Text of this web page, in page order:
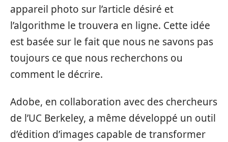
appareil photo sur l’article désiré et
l’algorithme le trouvera en ligne. Cette idée
est basée sur le fait que nous ne savons pas
toujours ce que nous recherchons ou
comment le décrire.
Adobe, en collaboration avec des chercheurs
de l’UC Berkeley, a même développé un outil
d’édition d’images capable de transformer